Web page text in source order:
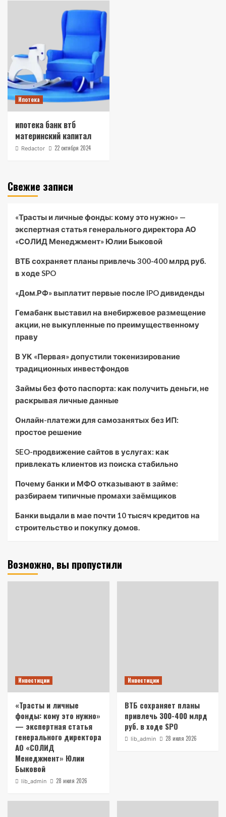
Ипотека
ипотека банк втб
материнский капитал
Redactor 22 октября 2024
Свежие записи
«Трасты и личные фонды: кому это нужно» —
экспертная статья генерального директора АО
«СОЛИД Менеджмент» Юлии Быковой
ВТБ сохраняет планы привлечь 300-400 млрд руб.
в ходе SPO
«Дом.РФ» выплатит первые после IPO дивиденды
Гемабанк выставил на внебиржевое размещение
акции, не выкупленные по преимущественному
праву
В УК «Первая» допустили токенизирование
традиционных инвестфондов
Займы без фото паспорта: как получить деньги, не
раскрывая личные данные
Онлайн-платежи для самозанятых без ИП:
простое решение
SEO-продвижение сайтов в услугах: как
привлекать клиентов из поиска стабильно
Почему банки и МФО отказывают в займе:
разбираем типичные промахи заёмщиков
Банки выдали в мае почти 10 тысяч кредитов на
строительство и покупку домов.
Возможно, вы пропустили
Инвестиции
«Трасты и личные
фонды: кому это нужно»
— экспертная статья
генерального директора
АО «СОЛИД
Менеджмент» Юлии
Быковой
lib_admin 28 июля 2026
Инвестиции
ВТБ сохраняет планы
привлечь 300-400 млрд
руб. в ходе SPO
lib_admin 28 июля 2026